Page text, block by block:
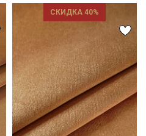
СКИДКА 40%